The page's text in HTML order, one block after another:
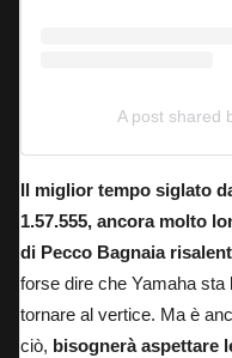
A post shared
Il miglior tempo siglato
1.57.555, ancora molto
di Pecco Bagnaia
forse dire che Yamaha
tornare al vertice. Ma è
ciò, bisognerà aspettare